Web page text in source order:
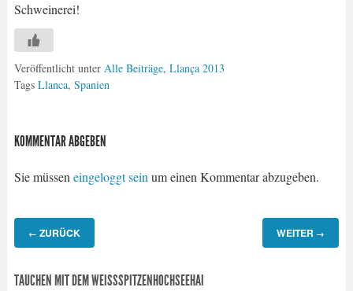
Schweinerei!
Veröffentlicht unter Alle Beiträge, Llança 2013
Tags Llanca, Spanien
KOMMENTAR ABGEBEN
Sie müssen eingeloggt sein um einen Kommentar abzugeben.
← ZURÜCK WEITER →
TAUCHEN MIT DEM WEISSSPITZENHOCHSEEHAI